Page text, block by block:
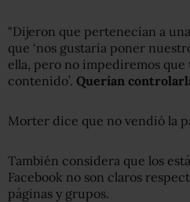
"Dijeron que pertenecían a
que ‘nos gustaría poner
ella, pero no impediremos
contenido’. Querían
Morter dice que no vendió la
También considera que los
Facebook no son claros
páginas y grupos.